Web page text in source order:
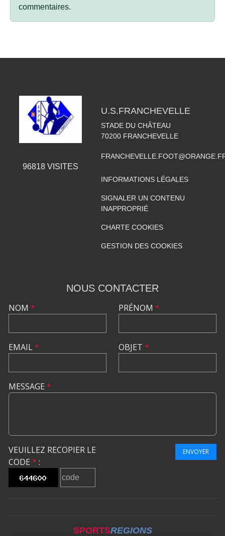
commentaires.
96818VISITES
U.S.FRANCHEVELLE
STADE DU CHÂTEAU
70200 FRANCHEVELLE
INFORMATIONS LÉGALES
SIGNALER UN CONTENU
INAPPROPRIÉ
CHARTE COOKIES
GESTION DES COOKIES
NOUS CONTACTER
NOM *
EMAIL*
PRÉNOM *
OBJET *
MESSAGE *
VEUILLEZ RECOPIER LE
CODE * :
ENVOYER
SPORTSREGIONS